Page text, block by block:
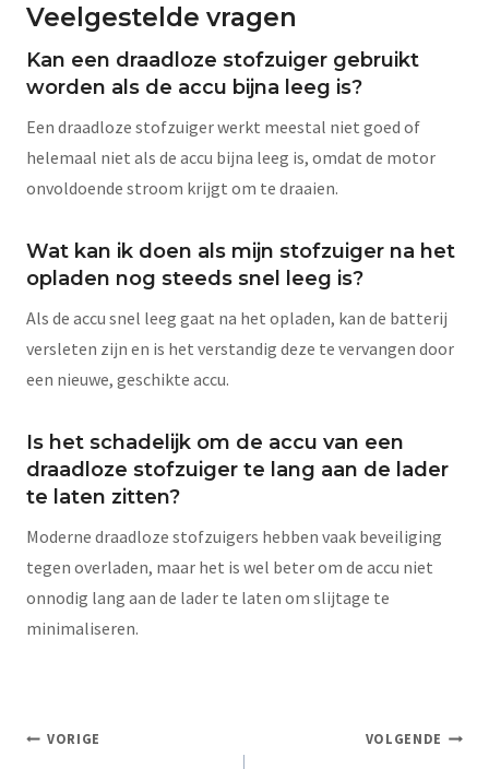
Veelgestelde vragen
Kan een draadloze stofzuiger gebruikt
worden als de accu bijna leeg is?
Een draadloze stofzuiger werkt meestal niet goed of
helemaal niet als de accu bijna leeg is, omdat de motor
onvoldoende stroom krijgt om te draaien.
Wat kan ik doen als mijn stofzuiger na het
opladen nog steeds snel leeg is?
Als de accu snel leeg gaat na het opladen, kan de batterij
versleten zijn en is het verstandig deze te vervangen door
een nieuwe, geschikte accu.
Is het schadelijk om de accu van een
draadloze stofzuiger te lang aan de lader
te laten zitten?
Moderne draadloze stofzuigers hebben vaak beveiliging
tegen overladen, maar het is wel beter om de accu niet
onnodig lang aan de lader te laten om slijtage te
minimaliseren.
VORIGE VOLGENDE